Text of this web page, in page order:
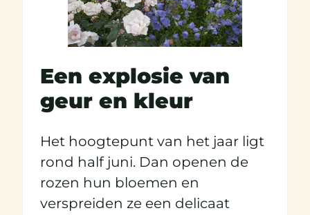
Een explosie van
geur en kleur
Het hoogtepunt van het jaar ligt
rond half juni. Dan openen de
rozen hun bloemen en
verspreiden ze een delicaat